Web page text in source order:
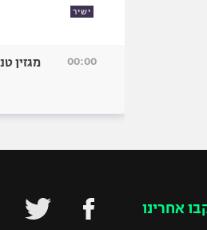
ישיר
00:00 מגזין
אחרינו